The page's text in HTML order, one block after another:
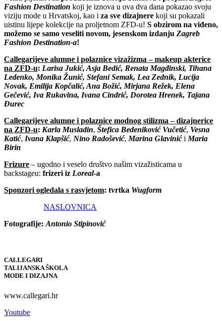
Fashion Destination koji je iznova u ova dva dana pokazao svoju
viziju mode u Hrvatskoj, kao i za sve dizajnere koji su pokazali
uistinu lijepe kolekcije na proljetnom ZFD-u! S obzirom na viđeno,
možemo se samo veseliti novom, jesenskom izdanju Zagreb
Fashion Destination-a!
Callegarijeve alumne i polaznice vizažizma – makeup akterice
na ZFD-u: Larisa Jukić, Asja Bedić, Renata Magđinski, Tihana
Ledenko, Monika Žunić, Stefani Semak, Lea Zednik, Lucija
Novak, Emilija Kopčalić, Ana Božić, Mirjana Režek, Elena
Gečević, Iva Rukavina, Ivana Cindrić, Dorotea Hrenek, Tajana
Đurec
Callegarijeve alumne i polaznice modnog stilizma – dizajnerice
na ZFD-u: Karla Musladin, Štefica Bedeniković Vučetić, Vesna
Katić, Ivana Klapšić, Nino Radošević, Marina Glavinići Maria
Birin
Frizure – ugodno i veselo društvo našim vizažisticama u
backstageu: frizeri iz Loreal-a
Sponzori ogledala s rasvjetom: tvrtka Wugform
NASLOVNICA
Fotografije: Antonio Stipinović
CALLEGARI
TALIJANSKA ŠKOLA
MODE I DIZAJNA
www.callegari.hr
Youtube